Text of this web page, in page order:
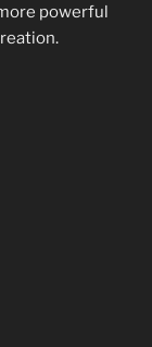
powerful